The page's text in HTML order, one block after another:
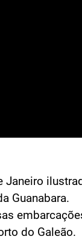
Janeiro
Guanabara.
do Galeão.